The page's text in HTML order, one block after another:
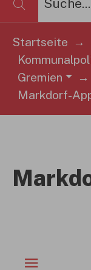
Sie sind hier:
Startseite
Gremien
Markdorf-